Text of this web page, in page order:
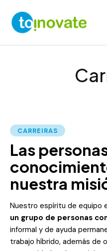
CARREIRAS
Las
nuestra
Nuestro espíritu de equipo
un grupo de personas
informal y de ayuda
trabajo híbrido, además de